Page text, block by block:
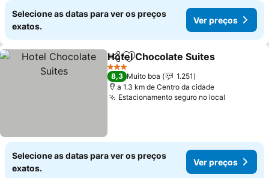
Selecione as datas para ver os preços
exatos.
Ver preços
PartilharAdicionar aos favoritos
Hotel Chocolate Suites
3 Estrelas
8,3 Muito boa
1.251
a 1.3 km de Centro da cidade
Estacionamento seguro no local
Selecione as datas para ver os preços
exatos.
Ver preços